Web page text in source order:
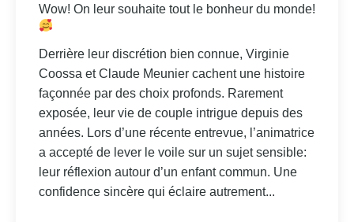
Wow! On leur souhaite tout le bonheur du monde!
Derrière leur discrétion bien connue, Virginie
Coossa et Claude Meunier cachent une histoire
façonnée par des choix profonds. Rarement
exposée, leur vie de couple intrigue depuis des
années. Lors d’une récente entrevue, l’animatrice
a accepté de lever le voile sur un sujet sensible:
leur réflexion autour d’un enfant commun. Une
confidence sincère qui éclaire autrement...